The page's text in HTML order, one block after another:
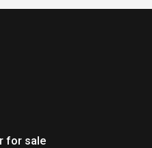
for sale